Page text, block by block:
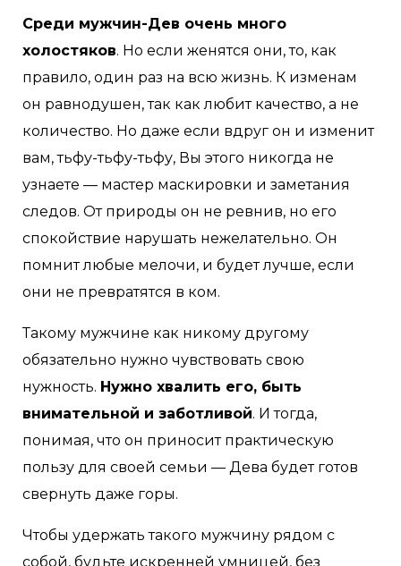
Среди мужчин-Дев очень много
холостяков. Но если женятся они, то, как
правило, один раз на всю жизнь. К изменам
он равнодушен, так как любит качество, а не
количество. Но даже если вдруг он и изменит
вам, тьфу-тьфу-тьфу, Вы этого никогда не
узнаете — мастер маскировки и заметания
следов. От природы он не ревнив, но его
спокойствие нарушать нежелательно. Он
помнит любые мелочи, и будет лучше, если
они не превратятся в ком.
Такому мужчине как никому другому
обязательно нужно чувствовать свою
нужность. Нужно хвалить его, быть
внимательной и заботливой. И тогда,
понимая, что он приносит практическую
пользу для своей семьи — Дева будет готов
свернуть даже горы.
Чтобы удержать такого мужчину рядом с
собой, будьте искренней умницей, без